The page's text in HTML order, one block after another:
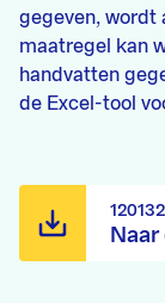
gegeven, wordt
maatregel kan
handvatten
de Excel-tool